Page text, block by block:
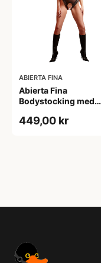
ABIERTA FINA
Abierta Fina
Bodystocking med
449,00 kr